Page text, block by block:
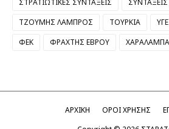
ΣΤΡΑΤΙΩΤΙΚΕΣ ΣΥΝΤΑΞΕΙΣ
ΣΥΝΤΑΞΕΙΣ
ΤΖΟΥΜΗΣ ΛΑΜΠΡΟΣ
ΤΟΥΡΚΙΑ
ΦΕΚ
ΦΡΑΧΤΗΣ ΕΒΡΟΥ
ΑΡΧΙΚΗ ΟΡΟΙ ΧΡΗΣΗΣ